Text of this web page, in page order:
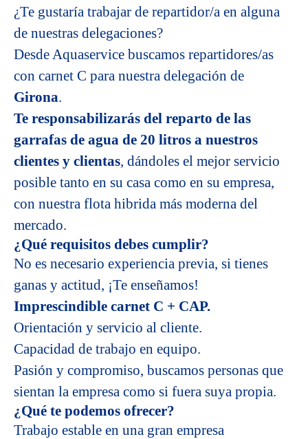
¿Te gustaría trabajar de repartidor/a en alguna
de nuestras delegaciones?
Desde Aquaservice buscamos repartidores/as
con carnet C para nuestra delegación de
Girona.
Te responsabilizarás del reparto de las
garrafas de agua de 20 litros a nuestros
clientes y clientas, dándoles el mejor servicio
posible tanto en su casa como en su empresa,
con nuestra flota hibrida más moderna del
mercado.
¿Qué requisitos debes cumplir?
No es necesario experiencia previa, si tienes
ganas y actitud, ¡Te enseñamos!
Imprescindible carnet C + CAP.
Orientación y servicio al cliente.
Capacidad de trabajo en equipo.
Pasión y compromiso, buscamos personas que
sientan la empresa como si fuera suya propia.
¿Qué te podemos ofrecer?
Trabajo estable en una gran empresa